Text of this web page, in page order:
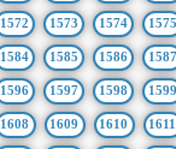
1572 1573 1574 1575
1584 1585 1586 1587
1596 1597 1598 1599
1608 1609 1610 1611